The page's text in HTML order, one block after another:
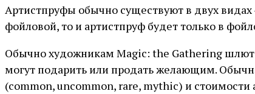
Артистпруфы обычно существуют в двух
фойловой, то и артистпруф будет только в
Обычно художникам Magic: the Gathering
могут подарить или продать желающим.
(common, uncommon, rare, mythic) и стоимости